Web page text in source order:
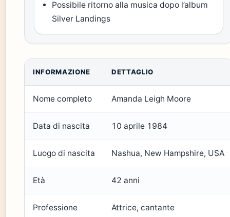
Possibile ritorno alla musica dopo l’album
Silver Landings
INFORMAZIONE DETTAGLIO
Nome completo Amanda Leigh Moore
Data di nascita 10 aprile 1984
Luogo di nascita Nashua, New Hampshire, USA
Età 42 anni
Professione Attrice, cantante